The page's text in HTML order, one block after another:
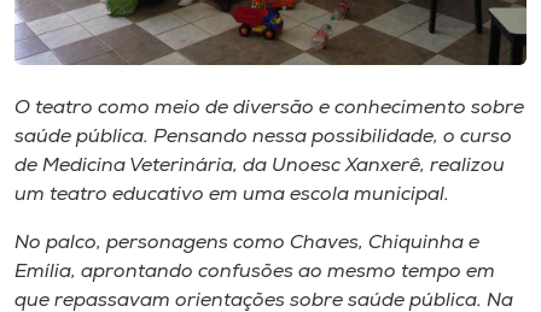
Unoesc
Store
Selecione
o idioma
O teatro como meio de diversão e conhecimento sobre
saúde pública. Pensando nessa possibilidade, o curso
de Medicina Veterinária, da Unoesc Xanxerê, realizou
um teatro educativo em uma escola municipal.
No palco, personagens como Chaves, Chiquinha e
Emília, aprontando confusões ao mesmo tempo em
que repassavam orientações sobre saúde pública. Na